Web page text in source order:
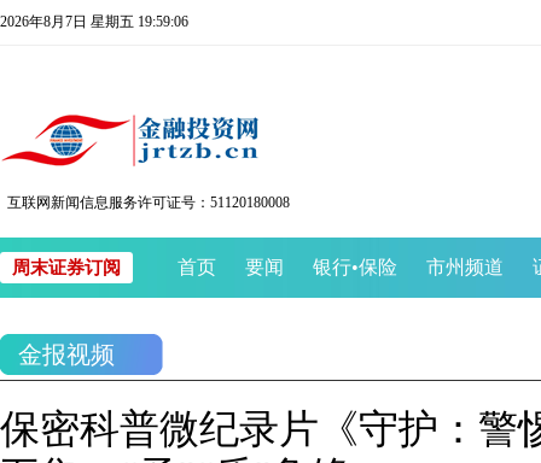
2026年8月7日 星期五 19:59:07
互联网新闻信息服务许可证号：51120180008
周末证券订阅 首页 要闻 银行•保险 市州频道
金报视频
保密科普微纪录片《守护：警